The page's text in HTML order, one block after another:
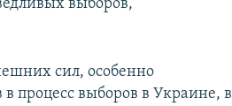
выборов,
сил, особенно
в процесс выборов в Украине, в